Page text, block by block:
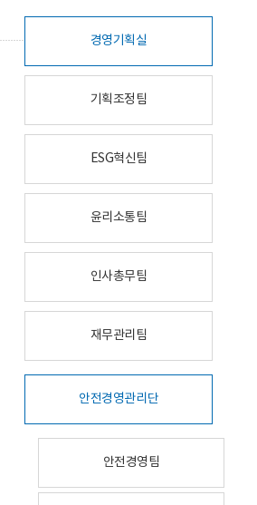
경영기획실
기획조정팀
ESG혁신팀
윤리소통팀
인사총무팀
재무관리팀
안전경영관리단
안전경영팀